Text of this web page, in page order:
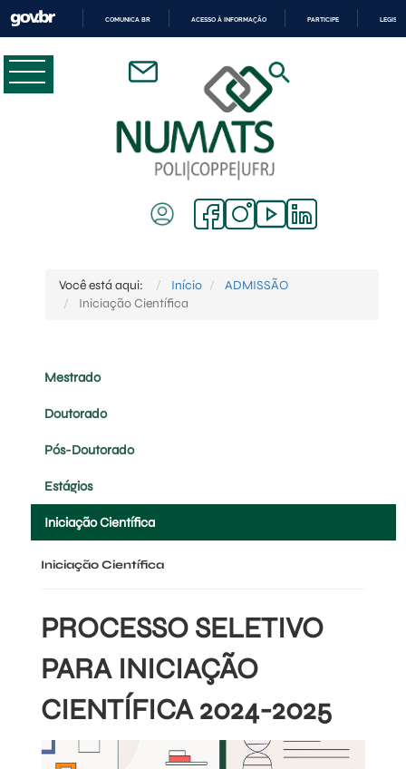
CONTEÚDO
COMUNICA BR ACESSO À INFORMAÇÃO PARTICIPE
Você está aqui: Início
ADMISSÃO
Iniciação Científica
Mestrado
Doutorado
Pós-Doutorado
Estágios
Iniciação Científica
Iniciação Científica
PROCESSO SELETIVO
PARA INICIAÇÃO
CIENTÍFICA 2024-2025